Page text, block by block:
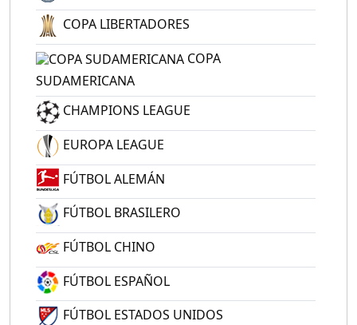
COPA LIBERTADORES
COPA
SUDAMERICANA
CHAMPIONS LEAGUE
EUROPA LEAGUE
FÚTBOL ALEMÁN
FÚTBOL BRASILERO
FÚTBOL CHINO
FÚTBOL ESPAÑOL
FÚTBOL ESTADOS UNIDOS